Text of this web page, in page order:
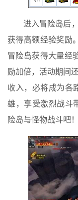
进入冒险岛后
获得高额经验奖励
冒险岛获得大量经
励加倍，活动期间
收入，必将成为各
雄，享受激烈战斗
险岛与怪物战斗吧！